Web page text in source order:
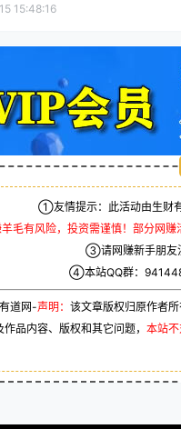
15:48:16
①友情提示：此活动由生财
毛有风险，投资需谨慎！部分网赚
③请网赚新手朋友
④本站QQ群：
道网-声明： 该文章版权归原作者
作品内容、版权和其它问题， 本站不